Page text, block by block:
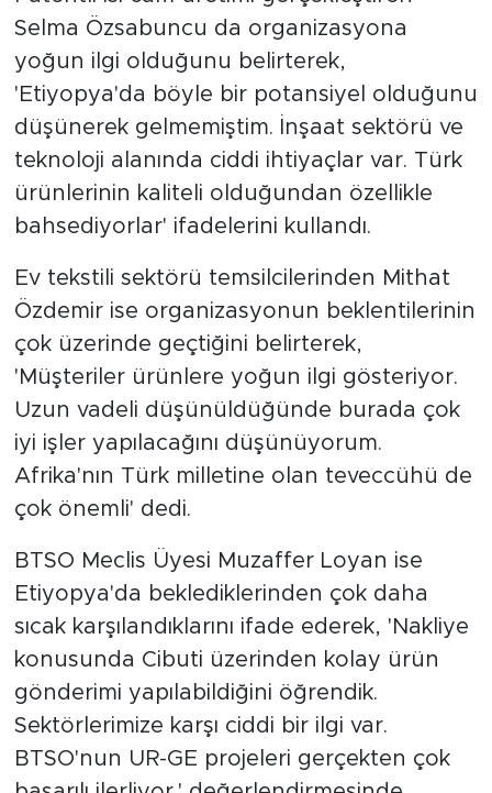
Selma Özsabuncu da organizasyona
yoğun ilgi olduğunu belirterek,
'Etiyopya'da böyle bir potansiyel olduğunu
düşünerek gelmemiştim. İnşaat sektörü ve
teknoloji alanında ciddi ihtiyaçlar var. Türk
ürünlerinin kaliteli olduğundan özellikle
bahsediyorlar' ifadelerini kullandı.
Ev tekstili sektörü temsilcilerinden Mithat
Özdemir ise organizasyonun beklentilerinin
çok üzerinde geçtiğini belirterek,
'Müşteriler ürünlere yoğun ilgi gösteriyor.
Uzun vadeli düşünüldüğünde burada çok
iyi işler yapılacağını düşünüyorum.
Afrika'nın Türk milletine olan teveccühü de
çok önemli' dedi.
BTSO Meclis Üyesi Muzaffer Loyan ise
Etiyopya'da beklediklerinden çok daha
sıcak karşılandıklarını ifade ederek, 'Nakliye
konusunda Cibuti üzerinden kolay ürün
gönderimi yapılabildiğini öğrendik.
Sektörlerimize karşı ciddi bir ilgi var.
BTSO'nun UR-GE projeleri gerçekten çok